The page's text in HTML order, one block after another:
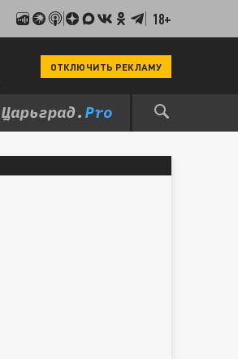
18+
ОТКЛЮЧИТЬ РЕКЛАМУ